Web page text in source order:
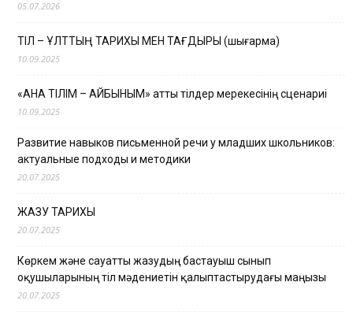
05.07.2026
ТІЛ – ҰЛТТЫҢ ТАРИХЫ МЕН ТАҒДЫРЫ (шығарма)
10.09.2025
«АНА ТІЛІМ – АЙБЫНЫМ» атты тілдер мерекесінің сценариі
10.09.2025
Развитие навыков письменной речи у младших школьников:
актуальные подходы и методики
20.07.2025
ЖАЗУ ТАРИХЫ
20.07.2025
Көркем және сауатты жазудың бастауыш сынып
оқушыларының тіл мәдениетін қалыптастырудағы маңызы
20.07.2025